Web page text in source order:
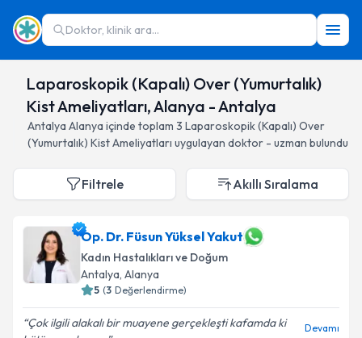
Doktor, klinik ara...
Laparoskopik (Kapalı) Over (Yumurtalık)
Kist Ameliyatları, Alanya - Antalya
Antalya Alanya içinde toplam 3 Laparoskopik (Kapalı) Over
(Yumurtalık) Kist Ameliyatları uygulayan doktor - uzman bulundu
Filtrele Akıllı Sıralama
Op. Dr. Füsun Yüksel Yakut
Kadın Hastalıkları ve Doğum
Antalya, Alanya
5 (3 Değerlendirme)
Çok ilgili alakalı bir muayene gerçekleşti kafamda ki
Devamı